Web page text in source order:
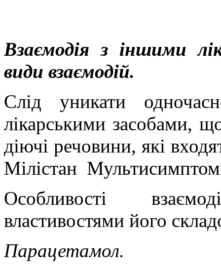
Взаємодія з іншими
види взаємодій.
Слід уникати
лікарськими засобами,
діючі речовини, які
Мілістан
Особливості
властивостями його
Парацетамол.